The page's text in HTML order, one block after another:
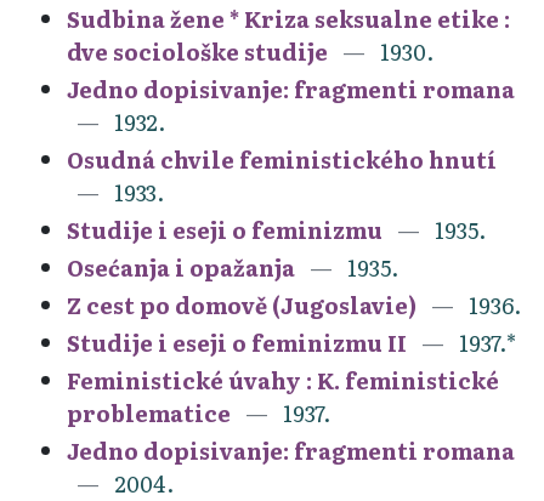
Sudbina žene * Kriza seksualne etike :
dve sociološke studije
1930.
Jedno dopisivanje: fragmenti romana
1932.
Osudná chvile feministického hnutí
1933.
Studije i eseji o feminizmu
1935.
Osećanja i opažanja
1935.
Z cest po domově (Jugoslavie)
1936.
Studije i eseji o feminizmu II
1937.*
Feministické úvahy : K. feministické
problematice
1937.
Jedno dopisivanje: fragmenti romana
2004.